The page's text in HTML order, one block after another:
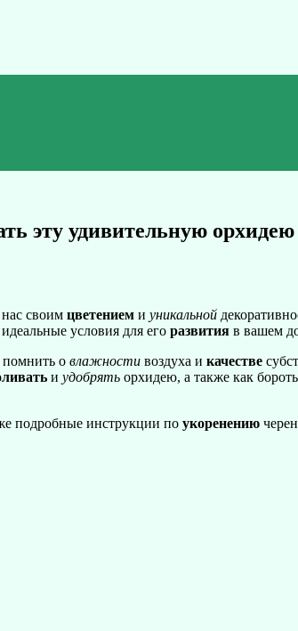
эту удивительную орхидею
нас своим цветением и уникальной
условия для его развития в вашем
о влажности воздуха и качестве
и удобрять орхидею, а также как
подробные инструкции по укоренению